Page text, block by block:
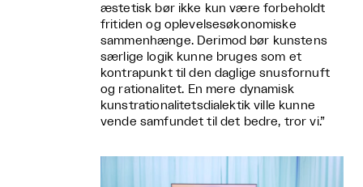
æstetisk bør ikke kun være forbeholdt
fritiden og oplevelsesøkonomiske
sammenhænge. Derimod bør kunstens
særlige logik kunne bruges som et
kontrapunkt til den daglige snusfornuft
og rationalitet. En mere dynamisk
kunstrationalitetsdialektik ville kunne
vende samfundet til det bedre, tror vi.”